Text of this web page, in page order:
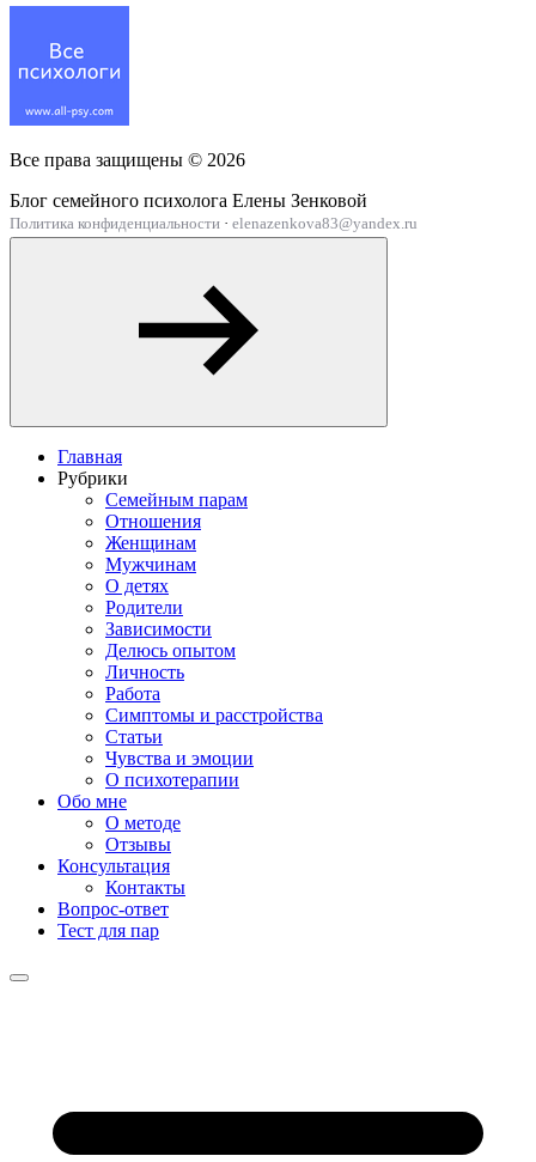
Все права защищены © 2026
Блог семейного психолога Елены Зенковой
Политика конфиденциальности · elenazenkova83@yandex.ru
Главная
Рубрики
Семейным парам
Отношения
Женщинам
Мужчинам
О детях
Родители
Зависимости
Делюсь опытом
Личность
Работа
Симптомы и расстройства
Статьи
Чувства и эмоции
О психотерапии
Обо мне
О методе
Отзывы
Консультация
Контакты
Вопрос-ответ
Тест для пар